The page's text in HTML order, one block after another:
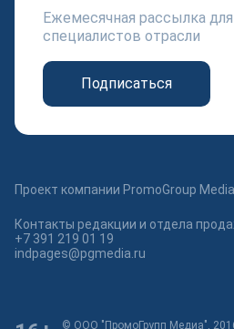
Ежемесячная рассылка для
специалистов отрасли
Подписаться
Проект компании PromoGroup Media.
Контакты редакции и отдела
+7 391 219 01 19
indpages@pgmedia.ru
© ООО "ПромоГрупп Медиа",